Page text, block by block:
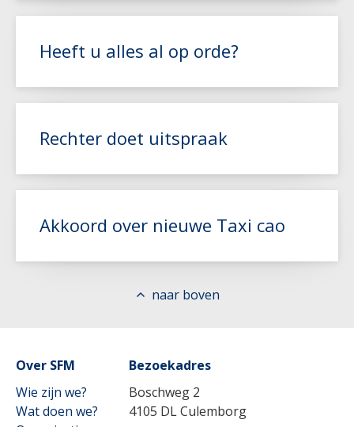
Heeft u alles al op orde?
Lees meer
Rechter doet uitspraak
Lees meer
Akkoord over nieuwe Taxi cao
Lees meer
naar boven
Over SFM
Wie zijn we?
Wat doen we?
Bezoekadres
Boschweg 2
4105 DL Culemborg